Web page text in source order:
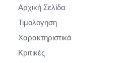
Αρχική Σελίδα
Τιμολογηση
Χαρακτηριστικά
Κριτικές